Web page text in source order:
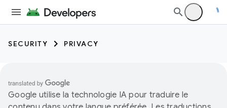
SECURITY PRIVACY
Google utilise la technologie IA pour traduire le